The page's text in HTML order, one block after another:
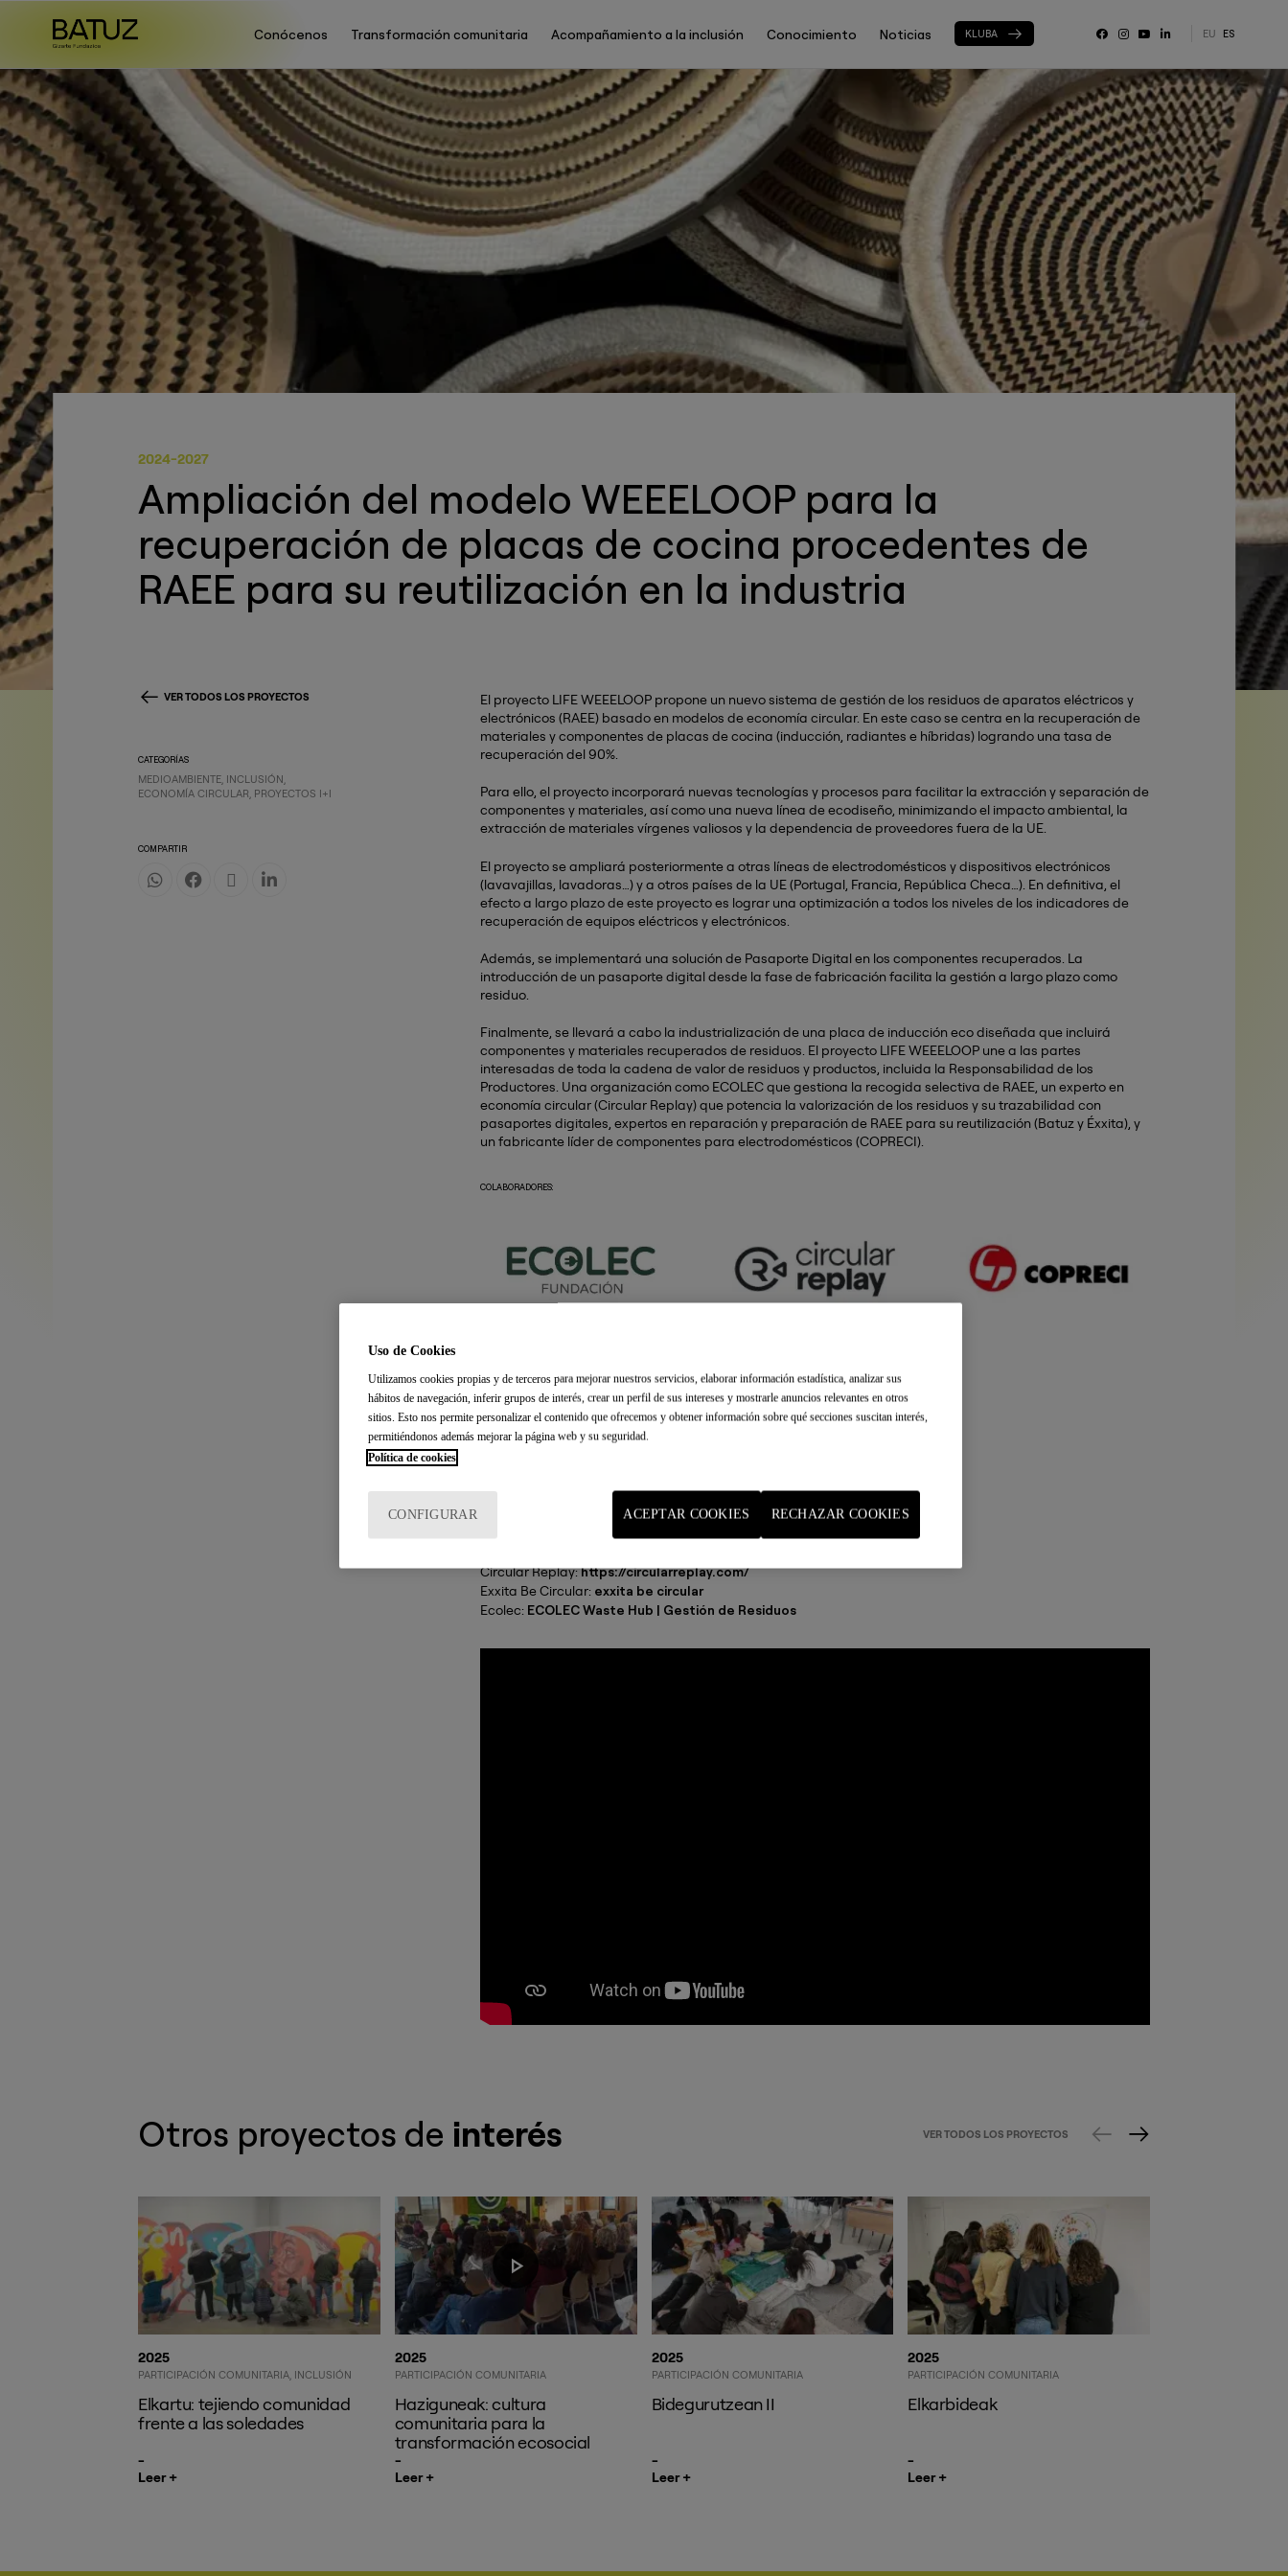
Main
ES
Conócenos Transformación comunitaria Acompañamiento a la inclusión Conocimiento Noticias KLUBA EU ES
2024-2027
Ampliación del modelo WEEELOOP para la
recuperación de placas de cocina procedentes de
RAEE para su reutilización en la industria
El proyecto LIFE WEEELOOP propone un nuevo sistema de gestión de los residuos de aparatos eléctricos y
electrónicos (RAEE) basado en modelos de economía circular. En este caso se centra en la recuperación de
materiales y componentes de placas de cocina (inducción, radiantes e híbridas) logrando una tasa de
recuperación del 90%.
Para ello, el proyecto incorporará nuevas tecnologías y procesos para facilitar la extracción y separación de
componentes y materiales, así como una nueva línea de ecodiseño, minimizando el impacto ambiental, la
extracción de materiales vírgenes valiosos y la dependencia de proveedores fuera de la UE.
El proyecto se ampliará posteriormente a otras líneas de electrodomésticos y dispositivos electrónicos
(lavavajillas, lavadoras…) y a otros países de la UE (Portugal, Francia, República Checa…). En definitiva, el
efecto a largo plazo de este proyecto es lograr una optimización a todos los niveles de los indicadores de
recuperación de equipos eléctricos y electrónicos.
Además, se implementará una solución de Pasaporte Digital en los componentes recuperados. La
introducción de un pasaporte digital desde la fase de fabricación facilita la gestión a largo plazo como
residuo.
Finalmente, se llevará a cabo la industrialización de una placa de inducción eco diseñada que incluirá
componentes y materiales recuperados de residuos. El proyecto LIFE WEEELOOP une a las partes
interesadas de toda la cadena de valor de residuos y productos, incluida la Responsabilidad de los
Productores. Una organización como ECOLEC que gestiona la recogida selectiva de RAEE, un experto en
economía circular (Circular Replay) que potencia la valorización de los residuos y su trazabilidad con
pasaportes digitales, expertos en reparación y preparación de RAEE para su reutilización (Batuz y Éxxita), y
un fabricante líder de componentes para electrodomésticos (COPRECI).
COLABORADORES:
Enlaces de interés: externos o internos
Circular Replay:https://circularreplay.com/
Exxita Be Circular: exxita be circular
Ecolec: ECOLEC Waste Hub | Gestión de Residuos
VER TODOS LOS PROYECTOS
CATEGORÍAS
MEDIOAMBIENTE INCLUSIÓN
ECONOMÍA CIRCULAR PROYECTOS I+I
COMPARTIR
Otros proyectos de interés VER TODOS LOS PROYECTOS
2025
PARTICIPACIÓN COMUNITARIA INCLUSIÓN
Elkartu: tejiendo comunidad
frente a las soledades
Leer +
2025
PARTICIPACIÓN COMUNITARIA
Haziguneak: cultura
comunitaria para la
transformación ecosocial
Leer +
2025
PARTICIPACIÓN COMUNITARIA
Bidegurutzean II
Leer +
2025
PARTICIPACIÓN COMUNITARIA
Elkarbideak
Leer +
Uso de Cookies
Utilizamos cookies propias y de terceros para mejorar nuestros servicios, elaborar información estadística, analizar sus
hábitos de navegación, inferir grupos de interés, crear un perfil de sus intereses y mostrarle anuncios relevantes en otros
sitios. Esto nos permite personalizar el contenido que ofrecemos y obtener información sobre qué secciones suscitan interés,
permitiéndonos además mejorar la página web y su seguridad.
Política de cookies
CONFIGURAR RECHAZAR COOKIES
ACEPTAR COOKIES